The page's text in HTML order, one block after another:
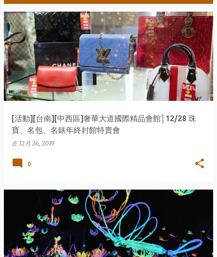
文
章
[活動][台南][中西區]奢華大道國際精品會館│12/28 珠
寶、名包、名錶年終封館特賣會
在12月 26, 2019
0